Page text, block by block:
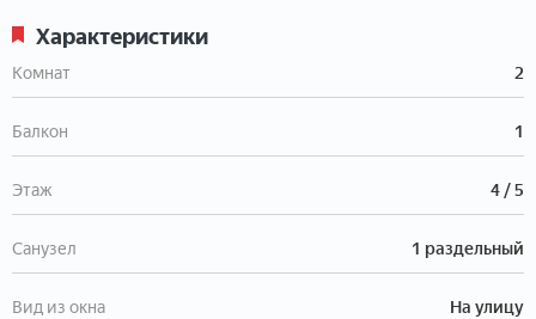
Характеристики
Комнат 2
Балкон 1
Этаж 4 / 5
Санузел 1 раздельный
Вид из окна На улицу